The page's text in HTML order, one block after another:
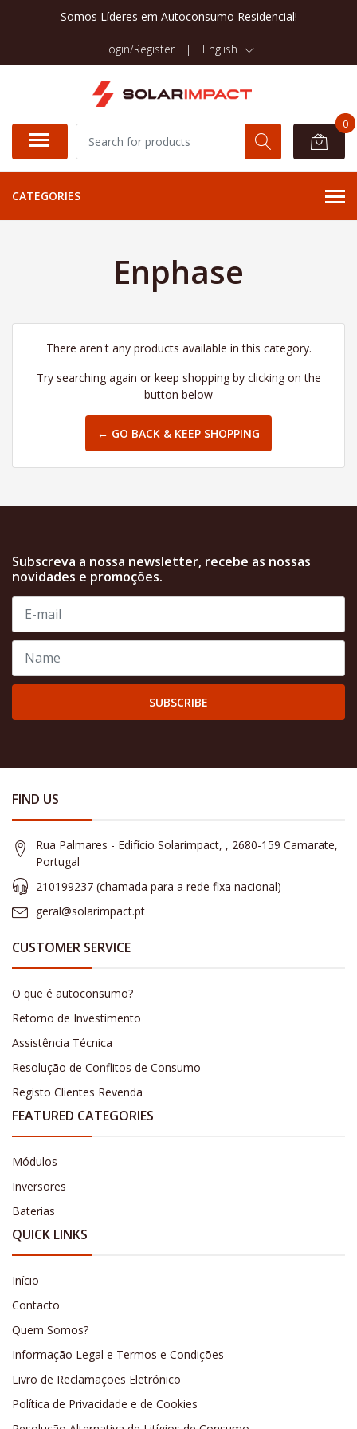
Somos Líderes em Autoconsumo Residencial!
Login/Register | English
0
CATEGORIES
Enphase
There aren't any products available in this category.
Try searching again or keep shopping by clicking on the
button below
← GO BACK & KEEP SHOPPING
Subscreva a nossa newsletter, recebe as nossas
novidades e promoções.
SUBSCRIBE
FIND US
Rua Palmares - Edifício Solarimpact, , 2680-159 Camarate,
Portugal
210199237 (​chamada para a rede fixa nacional)
geral@solarimpact.pt
CUSTOMER SERVICE
O que é autoconsumo?
Retorno de Investimento
Assistência Técnica
Resolução de Conflitos de Consumo
Registo Clientes Revenda
FEATURED CATEGORIES
Módulos
Inversores
Baterias
QUICK LINKS
Início
Contacto
Quem Somos?
Informação Legal e Termos e Condições
Livro de Reclamações Eletrónico
Política de Privacidade e de Cookies